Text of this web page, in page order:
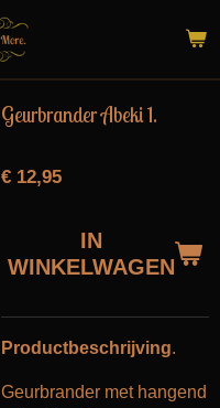
Geurbrander Abeki 1.
€ 12,95
IN
WINKELWAGEN
Productbeschrijving.
Geurbrander met hangend